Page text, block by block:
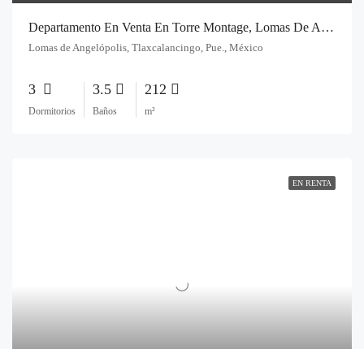
Departamento En Venta En Torre Montage, Lomas De Angelopolis – ¡Lujo Y Exclusividad!
Lomas de Angelópolis, Tlaxcalancingo, Pue., México
3
Dormitorios
3.5
Baños
212
m²
EN RENTA